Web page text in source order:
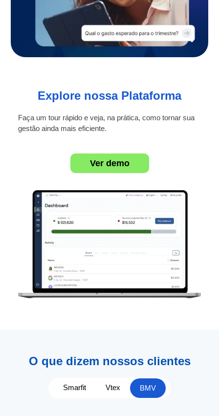
Explore nossa Plataforma
Faça um tour rápido e veja, na prática, como tornar sua
gestão ainda mais eficiente.
Ver demo
O que dizem nossos clientes
Smarfit Vtex BMV